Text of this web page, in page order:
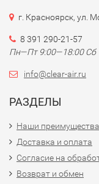
г. Красноярск, ул.
8 391 290-21-57
Пн—Пт 9:00—18:00 Сб
info@clear-air.ru
РАЗДЕЛЫ
Наши преимущества
Доставка и оплата
Согласие на
Возврат и обмен